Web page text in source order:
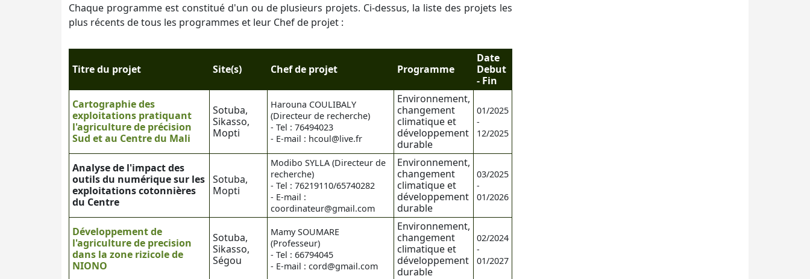
Chaque programme est constitué d'un ou de plusieurs projets. Ci-dessus, la liste des projets les
plus récents de tous les programmes et leur Chef de projet :
Titre du projet Site(s) Chef de projet Programme
Date
Debut
- Fin
Cartographie des
exploitations pratiquant
l'agriculture de précision
Sud et au Centre du Mali
Sotuba,
Sikasso,
Mopti
Harouna COULIBALY
(Directeur de recherche)
- Tel : 76494023
- E-mail : hcoul@live.fr
Environnement,
changement
climatique et
développement
durable
01/2025
-
12/2025
Analyse de l'impact des
outils du numérique sur les
exploitations cotonnières
du Centre
Sotuba,
Mopti
Modibo SYLLA (Directeur de
recherche)
- Tel : 76219110/65740282
- E-mail :
coordinateur@gmail.com
Environnement,
changement
climatique et
développement
durable
03/2025
-
01/2026
Développement de
l'agriculture de precision
dans la zone rizicole de
NIONO
Sotuba,
Sikasso,
Ségou
Mamy SOUMARE
(Professeur)
- Tel : 66794045
- E-mail : cord@gmail.com
Environnement,
changement
climatique et
développement
durable
02/2024
-
01/2027